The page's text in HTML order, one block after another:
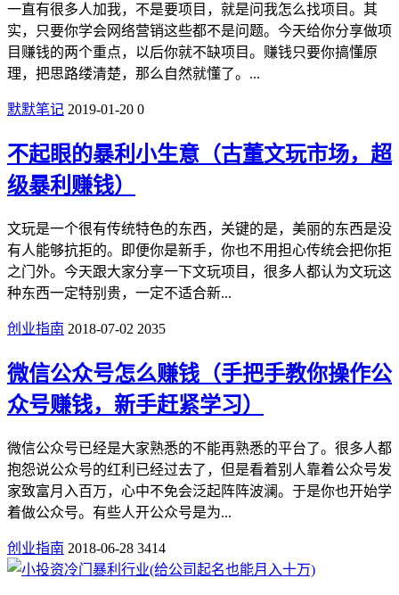
一直有很多人加我，不是要项目，就是问我怎么找项目。其
实，只要你学会网络营销这些都不是问题。今天给你分享做项
目赚钱的两个重点，以后你就不缺项目。赚钱只要你搞懂原
理，把思路缕清楚，那么自然就懂了。...
默默笔记 2019-01-20 0
不起眼的暴利小生意（古董文玩市场，超
级暴利赚钱）
文玩是一个很有传统特色的东西，关键的是，美丽的东西是没
有人能够抗拒的。即便你是新手，你也不用担心传统会把你拒
之门外。今天跟大家分享一下文玩项目，很多人都认为文玩这
种东西一定特别贵，一定不适合新...
创业指南 2018-07-02 2035
微信公众号怎么赚钱（手把手教你操作公
众号赚钱，新手赶紧学习）
微信公众号已经是大家熟悉的不能再熟悉的平台了。很多人都
抱怨说公众号的红利已经过去了，但是看着别人靠着公众号发
家致富月入百万，心中不免会泛起阵阵波澜。于是你也开始学
着做公众号。有些人开公众号是为...
创业指南 2018-06-28 3414